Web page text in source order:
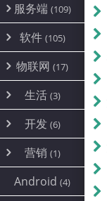
Debian(24)
ProxmoxVE
Ubuntu(7)
服务端 (109)
环境配置
DD重装(3)
加速优化(34)
面板(12)
容器
游戏 (7)
饥荒(7)
云服务商(4)
WEB源码(6)
建站(5)
软件 (105)
安全(12)
办公(4)
图片 (2)
文件
系统 (35)
AI(10)
物联网 (17)
路由器
随身wifi(1)
mobile(14)
刷机
magisk
生活 (3)
线报
sim卡(1)
开发 (6)
编译
JavaScript(2)
python(2)
营销 (1)
公关(1)
SEO(1)
Android (4)